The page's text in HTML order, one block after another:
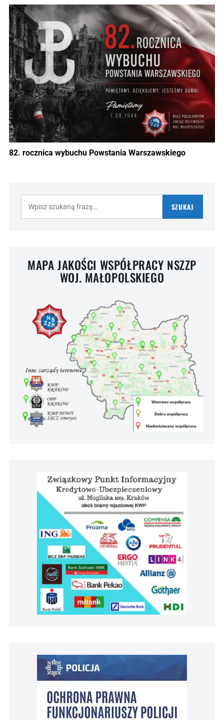
82. rocznica wybuchu Powstania Warszawskiego
SZUKAJ
MAPA JAKOŚCI WSPÓŁPRACY NSZZP
WOJ. MAŁOPOLSKIEGO